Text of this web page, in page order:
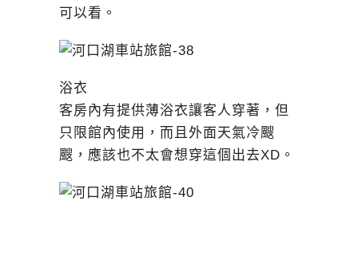
可以看。
浴衣
客房內有提供薄浴衣讓客人穿著，但
只限館內使用，而且外面天氣冷颼
颼，應該也不太會想穿這個出去XD。